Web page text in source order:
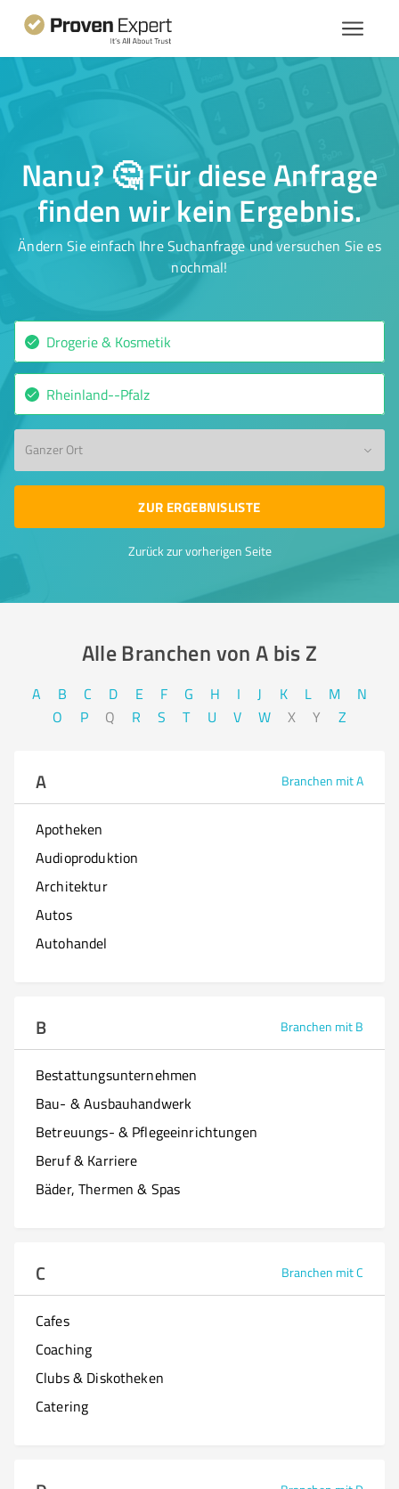
Nanu? 🤔 Für diese Anfrage
finden wir kein Ergebnis.
Ändern Sie einfach Ihre Suchanfrage und versuchen Sie es
nochmal!
Ganzer Ort
ZUR ERGEBNISLISTE
Zurück zur vorherigen Seite
Alle Branchen von A bis Z​
A B C D E F G H I J K L M
N
O
P Q R S T U V W X Y Z
A Branchen mit A
Apotheken
Audioproduktion
Architektur
Autos
Autohandel
B Branchen mit B
Bestattungsunternehmen
Bau- & Ausbauhandwerk
Betreuungs- & Pflegeeinrichtungen
Beruf & Karriere
Bäder, Thermen & Spas
C Branchen mit C
Cafes
Coaching
Clubs & Diskotheken
Catering